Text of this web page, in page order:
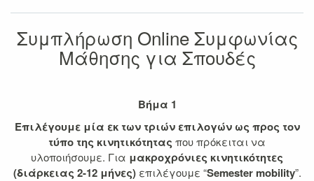
Συμπλήρωση Online Συμφωνίας
Μάθησης για Σπουδές
Βήμα 1
Επιλέγουμε μία εκ των τριών επιλογών ως προς τον
τύπο της κινητικότητας που πρόκειται να
υλοποιήσουμε. Για μακροχρόνιες κινητικότητες
(διάρκειας 2-12 μήνες) επιλέγουμε “Semester mobility”.